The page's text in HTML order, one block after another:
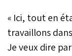
« Ici, tout en
travaillons
Je veux dire